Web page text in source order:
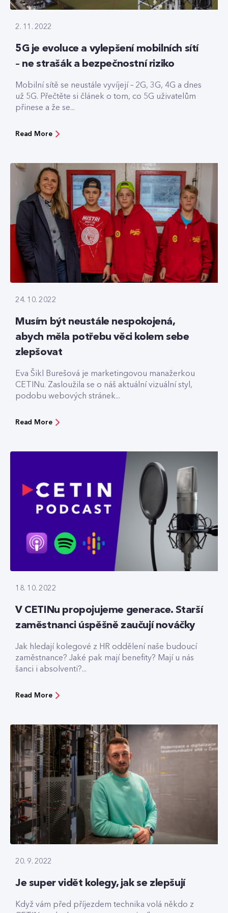
2. 11. 2022
5G je evoluce a vylepšení mobilních sítí
– ne strašák a bezpečnostní riziko
Mobilní sítě se neustále vyvíjejí – 2G, 3G, 4G a dnes
už 5G. Přečtěte si článek o tom, co 5G uživatelům
přinese a že se...
Read More
24. 10. 2022
Musím být neustále nespokojená,
abych měla potřebu věci kolem sebe
zlepšovat
Eva Šikl Burešová je marketingovou manažerkou
CETINu. Zasloužila se o náš aktuální vizuální styl,
podobu webových stránek...
Read More
18. 10. 2022
V CETINu propojujeme generace. Starší
zaměstnanci úspěšně zaučují nováčky
Jak hledají kolegové z HR oddělení naše budoucí
zaměstnance? Jaké pak mají benefity? Mají u nás
šanci i absolventi?...
Read More
20. 9. 2022
Je super vidět kolegy, jak se zlepšují
Když vám před příjezdem technika volá někdo z